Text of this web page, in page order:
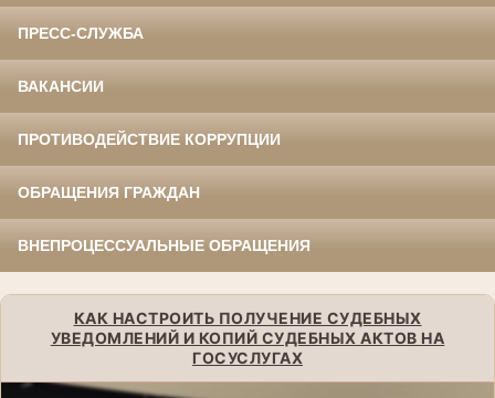
ПРЕСС-СЛУЖБА
ВАКАНСИИ
ПРОТИВОДЕЙСТВИЕ КОРРУПЦИИ
ОБРАЩЕНИЯ ГРАЖДАН
ВНЕПРОЦЕССУАЛЬНЫЕ ОБРАЩЕНИЯ
КАК НАСТРОИТЬ ПОЛУЧЕНИЕ СУДЕБНЫХ
УВЕДОМЛЕНИЙ И КОПИЙ СУДЕБНЫХ АКТОВ НА
ГОСУСЛУГАХ